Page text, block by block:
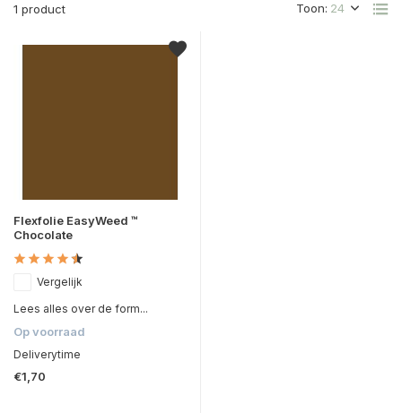
1 product Toon:
Flexfolie EasyWeed ™
Chocolate
Vergelijk
Lees alles over de form...
Op voorraad
Deliverytime
€1,70